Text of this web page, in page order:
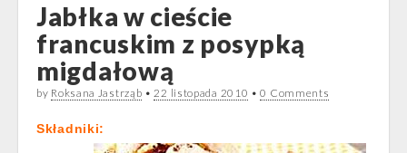
Jabłka w cieście
francuskim z posypką
migdałową
by Roksana Jastrząb •22 listopada 2010 •0 Comments
Składniki: